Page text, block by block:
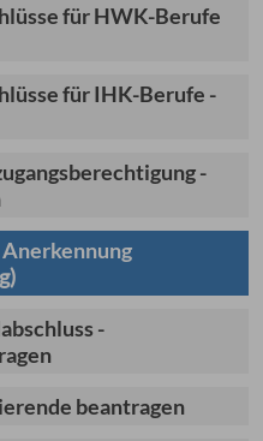
für HWK-Berufe
für IHK-Berufe -
-
-
beantragen